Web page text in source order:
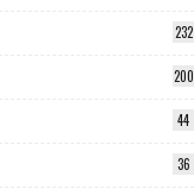
232
200
44
36